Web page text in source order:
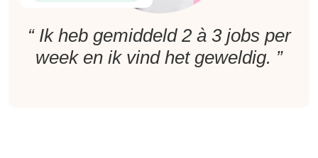
“ Ik heb gemiddeld 2 à 3 jobs per
week en ik vind het geweldig. ”